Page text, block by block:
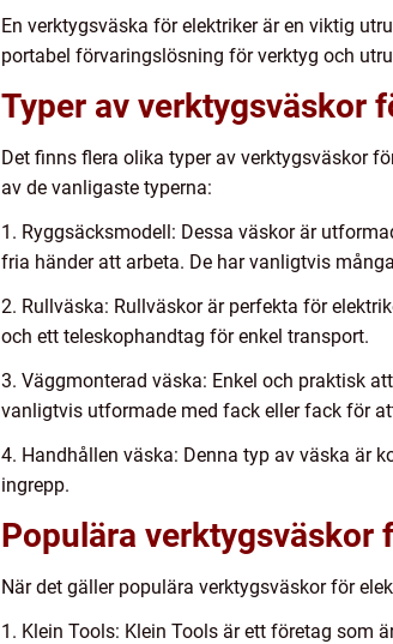
En verktygsväska för elektriker är en viktig
portabel förvaringslösning för verktyg och
Typer av verktygsväskor
Det finns flera olika typer av verktygsväskor
av de vanligaste typerna:
1. Ryggsäcksmodell: Dessa väskor är
fria händer att arbeta. De har vanligtvis
2. Rullväska: Rullväskor är perfekta för
och ett teleskophandtag för enkel transport.
3. Väggmonterad väska: Enkel och praktisk
vanligtvis utformade med fack eller fack för
4. Handhållen väska: Denna typ av väska är
ingrepp.
Populära verktygsväskor
När det gäller populära verktygsväskor för
1. Klein Tools: Klein Tools är ett företag som